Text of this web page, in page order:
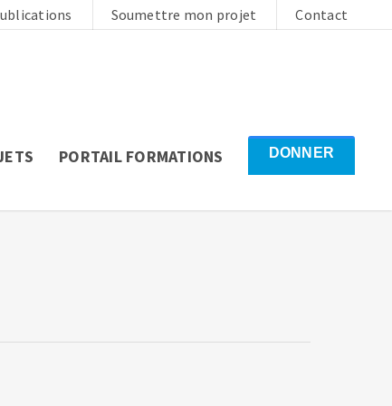
Soumettre mon projet Contact
PORTAIL FORMATIONS DONNER